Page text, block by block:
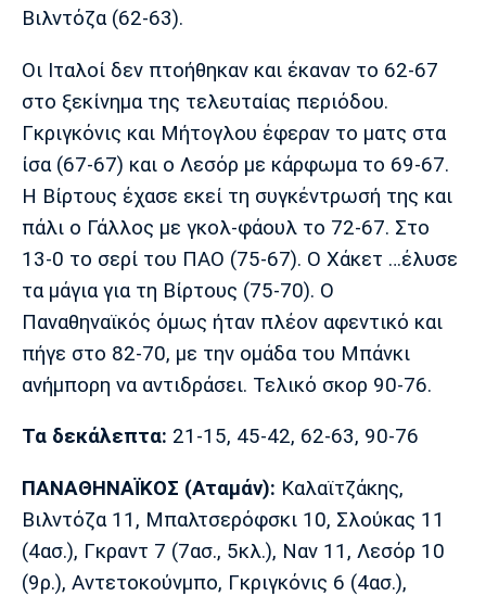
Βιλντόζα (62-63).
Οι Ιταλοί δεν πτοήθηκαν και έκαναν το 62-67
στο ξεκίνημα της τελευταίας περιόδου.
Γκριγκόνις και Μήτογλου έφεραν το ματς στα
ίσα (67-67) και ο Λεσόρ με κάρφωμα το 69-67.
Η Βίρτους έχασε εκεί τη συγκέντρωσή της και
πάλι ο Γάλλος με γκολ-φάουλ το 72-67. Στο
13-0 το σερί του ΠΑΟ (75-67). Ο Χάκετ …έλυσε
τα μάγια για τη Βίρτους (75-70). Ο
Παναθηναϊκός όμως ήταν πλέον αφεντικό και
πήγε στο 82-70, με την ομάδα του Μπάνκι
ανήμπορη να αντιδράσει. Τελικό σκορ 90-76.
Τα δεκάλεπτα: 21-15, 45-42, 62-63, 90-76
ΠΑΝΑΘΗΝΑΪΚΟΣ (Αταμάν): Καλαϊτζάκης,
Βιλντόζα 11, Μπαλτσερόφσκι 10, Σλούκας 11
(4ασ.), Γκραντ 7 (7ασ., 5κλ.), Ναν 11, Λεσόρ 10
(9ρ.), Αντετοκούνμπο, Γκριγκόνις 6 (4ασ.),